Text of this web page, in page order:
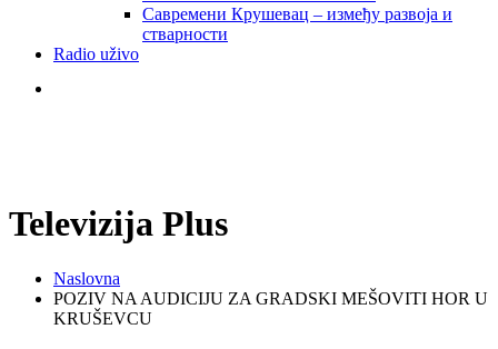
Савремени Крушевац – између развоја и
стварности
Radio uživo
Televizija Plus
Naslovna
POZIV NA AUDICIJU ZA GRADSKI MEŠOVITI HOR U
KRUŠEVCU